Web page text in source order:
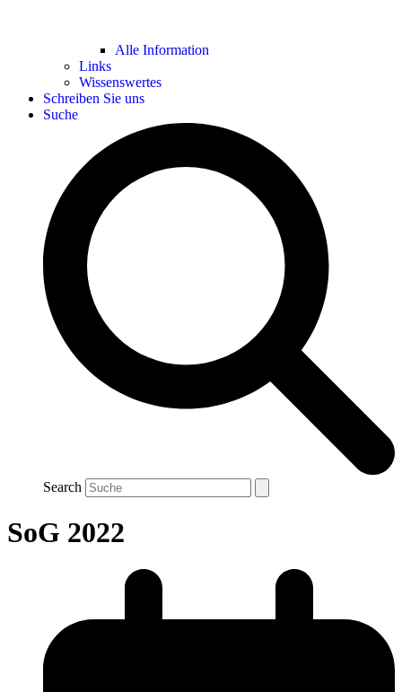
Alle Information
Links
Wissenswertes
Schreiben Sie uns
Suche
Search
SoG 2022